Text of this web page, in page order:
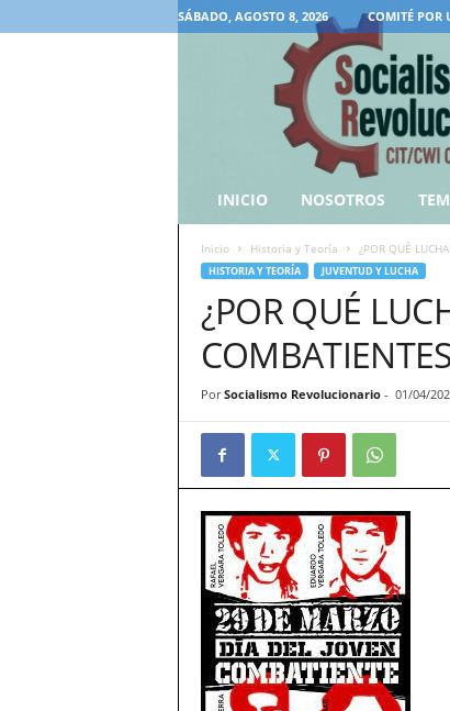
SÁBADO, AGOSTO 8, 2026 COMITÉ POR
INICIO NOSOTROS
Inicio Historia y Teoría ¿POR QUÉ
HISTORIA Y TEORÍA JUVENTUD Y LUCHA
¿POR QUÉ
Por Socialismo Revolucionario- 01/04/